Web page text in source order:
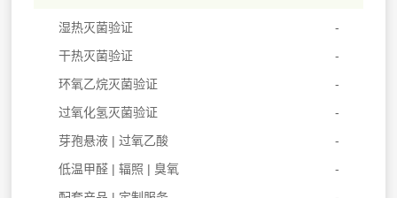
湿热灭菌验证
干热灭菌验证
环氧乙烷灭菌验证
过氧化氢灭菌验证
芽孢悬液 | 过氧乙酸
低温甲醛 | 辐照 | 臭氧